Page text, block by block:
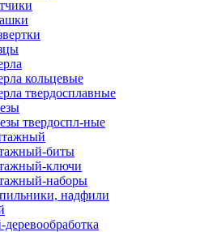
кольцевые
твердосплавные
твердоспл-ные
биты
ключи
наборы
надфили